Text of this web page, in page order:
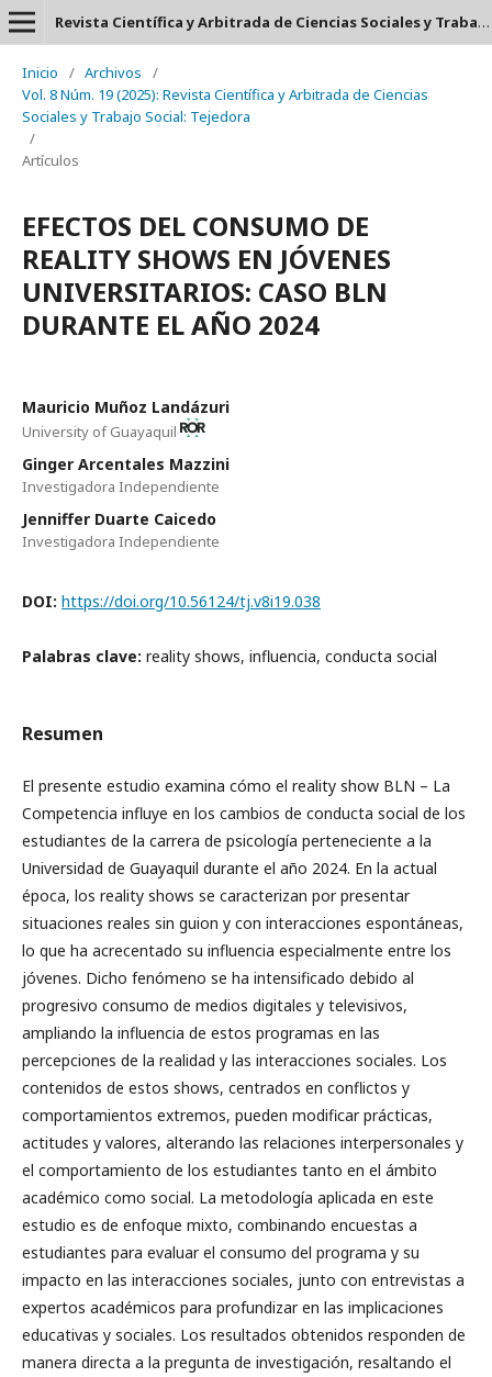
Revista Científica y Arbitrada de Ciencias Sociales y Trabajo Social: Tejedora. ISSN: 2697-3626
Inicio / Archivos
/
Vol. 8 Núm. 19 (2025): Revista Científica y Arbitrada de Ciencias
Sociales y Trabajo Social: Tejedora
/
Artículos
EFECTOS DEL CONSUMO DE
REALITY SHOWS EN JÓVENES
UNIVERSITARIOS: CASO BLN
DURANTE EL AÑO 2024
Mauricio Muñoz Landázuri
University of Guayaquil
Ginger Arcentales Mazzini
Investigadora Independiente
Jenniffer Duarte Caicedo
Investigadora Independiente
DOI: https://doi.org/10.56124/tj.v8i19.038
Palabras clave: reality shows, influencia, conducta social
Resumen
El presente estudio examina cómo el reality show BLN – La
Competencia influye en los cambios de conducta social de los
estudiantes de la carrera de psicología perteneciente a la
Universidad de Guayaquil durante el año 2024. En la actual
época, los reality shows se caracterizan por presentar
situaciones reales sin guion y con interacciones espontáneas,
lo que ha acrecentado su influencia especialmente entre los
jóvenes. Dicho fenómeno se ha intensificado debido al
progresivo consumo de medios digitales y televisivos,
ampliando la influencia de estos programas en las
percepciones de la realidad y las interacciones sociales. Los
contenidos de estos shows, centrados en conflictos y
comportamientos extremos, pueden modificar prácticas,
actitudes y valores, alterando las relaciones interpersonales y
el comportamiento de los estudiantes tanto en el ámbito
académico como social. La metodología aplicada en este
estudio es de enfoque mixto, combinando encuestas a
estudiantes para evaluar el consumo del programa y su
impacto en las interacciones sociales, junto con entrevistas a
expertos académicos para profundizar en las implicaciones
educativas y sociales. Los resultados obtenidos responden de
manera directa a la pregunta de investigación, resaltando el